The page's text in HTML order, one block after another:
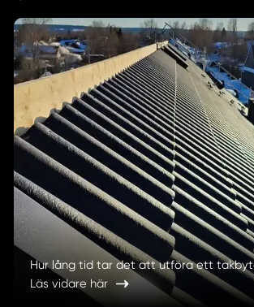
Hur lång tid tar det att utföra ett
Läs vidare här